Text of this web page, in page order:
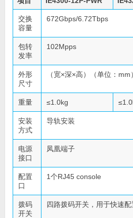
交换
容量
672Gbps/6.72Tbps
包转
发率
102Mpps
外形
尺寸
（宽×深×高）（单位：
重量 ≤1.0kg
安装
方式
导轨安装
电源
接口
凤凰端子
配置
口
1个RJ45 console
拨码
开关
四路拨码开关，用于快速配